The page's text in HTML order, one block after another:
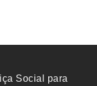
Social para